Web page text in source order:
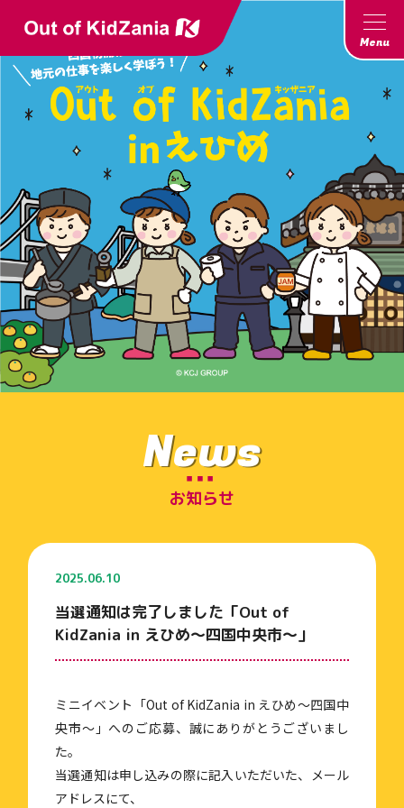
News
お知らせ
2025.06.10
当選通知は完了しました「Out of
KidZania in えひめ～四国中央市～」
ミニイベント「Out of KidZania in えひめ～四国中
央市～」へのご応募、誠にありがとうございまし
た。
当選通知は申し込みの際に記入いただいた、メール
アドレスにて、